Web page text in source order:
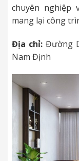
chuyên nghiệp
mang lại công
Địa chỉ: Đường
Nam Định